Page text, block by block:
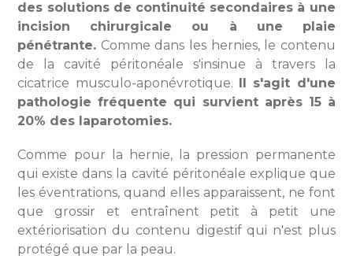
des solutions de continuité secondaires à une
incision chirurgicale ou à une plaie
pénétrante. Comme dans les hernies, le contenu
de la cavité péritonéale s'insinue à travers la
cicatrice musculo-aponévrotique. Il s'agit d'une
pathologie fréquente qui survient après 15 à
20% des laparotomies.
Comme pour la hernie, la pression permanente
qui existe dans la cavité péritonéale explique que
les éventrations, quand elles apparaissent, ne font
que grossir et entraînent petit à petit une
extériorisation du contenu digestif qui n'est plus
protégé que par la peau.